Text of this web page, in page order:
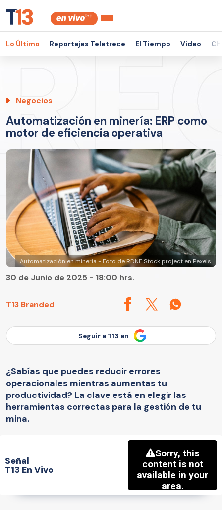
Lo Último Reportajes Teletrece El Tiempo Video
Negocios
Automatización en minería: ERP como
motor de eficiencia operativa
Automatización en minería - Foto de RDNE Stock project en Pexels
T13 Branded
30 de Junio de 2025 - 18:00 hrs.
Seguir a T13 en
¿Sabías que puedes reducir errores
operacionales mientras aumentas tu
productividad? La clave está en elegir las
herramientas correctas para la gestión de tu
mina.
Señal
T13 En Vivo